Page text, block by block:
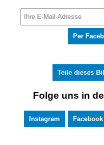
Per
Teile dieses
Folge uns in
Instagram Facebook